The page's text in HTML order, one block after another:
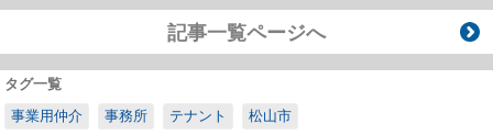
記事一覧ページへ
タグ一覧
事業用仲介
事務所 テナント 松山市